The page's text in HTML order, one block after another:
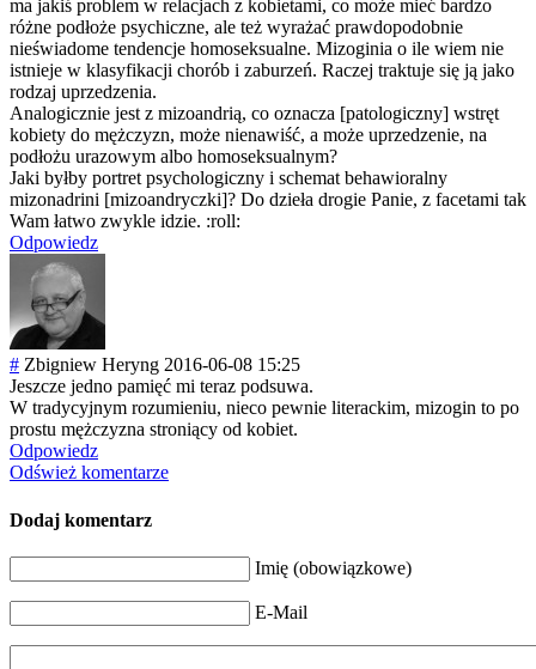
ma jakiś problem w relacjach z kobietami, co może mieć bardzo
różne podłoże psychiczne, ale też wyrażać prawdopodobnie
nieświadome tendencje homoseksualne. Mizoginia o ile wiem nie
istnieje w klasyfikacji chorób i zaburzeń. Raczej traktuje się ją jako
rodzaj uprzedzenia.
Analogicznie jest z mizoandrią, co oznacza [patologiczny] wstręt
kobiety do mężczyzn, może nienawiść, a może uprzedzenie, na
podłożu urazowym albo homoseksualnym?
Jaki byłby portret psychologiczny i schemat behawioralny
mizonadrini [mizoandryczki]? Do dzieła drogie Panie, z facetami tak
Wam łatwo zwykle idzie. :roll:
Odpowiedz
# Zbigniew Heryng 2016-06-08 15:25
Jeszcze jedno pamięć mi teraz podsuwa.
W tradycyjnym rozumieniu, nieco pewnie literackim, mizogin to po
prostu mężczyzna stroniący od kobiet.
Odpowiedz
Odśwież komentarze
Dodaj komentarz
Imię (obowiązkowe)
E-Mail